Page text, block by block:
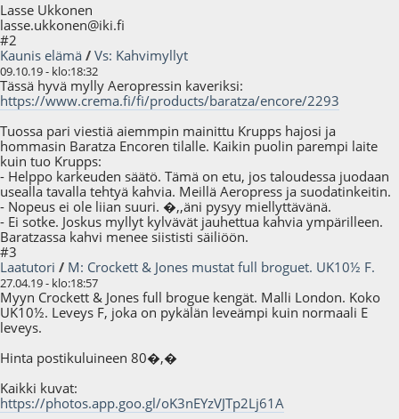
Lasse Ukkonen
lasse.ukkonen@iki.fi
#2
Kaunis elämä / Vs: Kahvimyllyt
09.10.19 - klo:18:32
Tässä hyvä mylly Aeropressin kaveriksi:
https://www.crema.fi/fi/products/baratza/encore/2293
Tuossa pari viestiä aiemmpin mainittu Krupps hajosi ja
hommasin Baratza Encoren tilalle. Kaikin puolin parempi laite
kuin tuo Krupps:
- Helppo karkeuden säätö. Tämä on etu, jos taloudessa juodaan
usealla tavalla tehtyä kahvia. Meillä Aeropress ja suodatinkeitin.
- Nopeus ei ole liian suuri. �,,äni pysyy miellyttävänä.
- Ei sotke. Joskus myllyt kylvävät jauhettua kahvia ympärilleen.
Baratzassa kahvi menee siististi säiliöön.
#3
Laatutori / M: Crockett & Jones mustat full broguet. UK10½ F.
27.04.19 - klo:18:57
Myyn Crockett & Jones full brogue kengät. Malli London. Koko
UK10½. Leveys F, joka on pykälän leveämpi kuin normaali E
leveys.
Hinta postikuluineen 80�,�
Kaikki kuvat:
https://photos.app.goo.gl/oK3nEYzVJTp2Lj61A